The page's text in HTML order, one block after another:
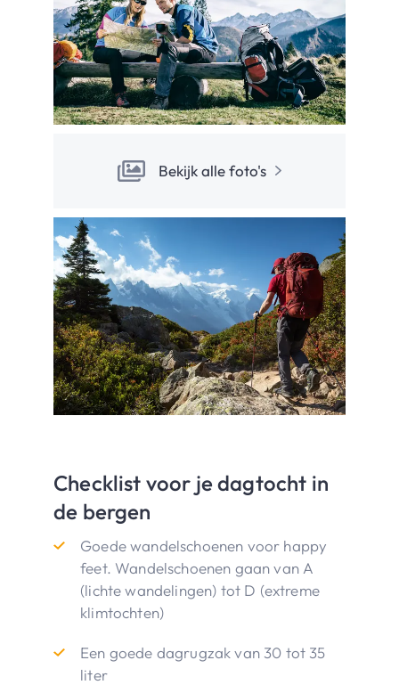
Bekijk alle foto's
Checklist voor je dagtocht in
de bergen
Goede wandelschoenen voor happy
feet. Wandelschoenen gaan van A
(lichte wandelingen) tot D (extreme
klimtochten)
Een goede dagrugzak van 30 tot 35
liter